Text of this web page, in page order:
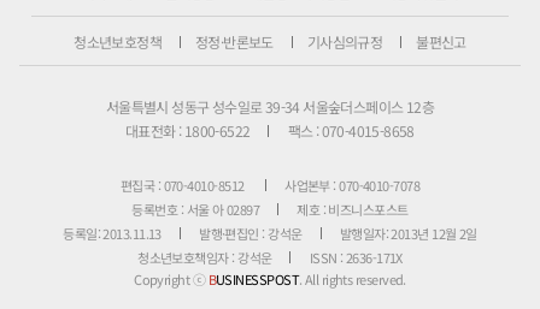
청소년보호정책 정정·반론보도 기사심의규정 불편신고
서울특별시 성동구 성수일로 39-34 서울숲더스페이스 12층
대표전화 : 1800-6522
팩스 : 070-4015-8658
편집국 : 070-4010-8512
사업본부 : 070-4010-7078
등록번호 : 서울 아 02897
제호 : 비즈니스포스트
등록일: 2013.11.13
발행·편집인 : 강석운
발행일자: 2013년 12월 2일
청소년보호책임자 : 강석운
ISSN : 2636-171X
Copyright ⓒBUSINESSPOST. All rights reserved.